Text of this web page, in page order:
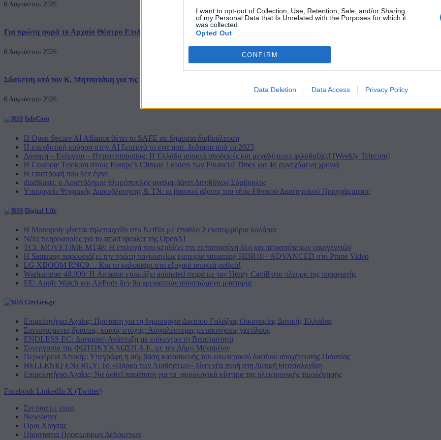
I want to opt-out of Collection, Use, Retention, Sale, and/or Sharing
of my Personal Data that Is Unrelated with the Purposes for which it
was collected.
Opted Out
CONFIRM
Data Deletion Data Access Privacy Policy
6 Αυγούστου 2026
Για πρώτη φορά το Αρχαίο Θέατρο Επιδαύρου άνοιξε τις πύλες του σε όλους
6 Αυγούστου 2026
Σύσκεψη υπό τον Κ. Μητσοτάκη για τις αποζημιώσεις των πυρόπληκτων περιοχών της Δ. Αττικής
6 Αυγούστου 2026
InfoCom
Η Open Secure AI Alliance θέτει το SAFE σε δημόσια διαβούλευση
Η επενδυτική κούρσα στην AI ξεπερνά το ένα τρισ. δολάρια από το 2023
Δύναμη – Ενέργεια – Ηypercomputing: Η Ελλάδα αποκτά υποδομές και μεγαλύτερες φιλοδοξίες! [Weekly Telecom]
Η Cosmote Telekom στους Europe’s Climate Leaders των Financial Times για 4η συνεχόμενη χρονιά
Η επιστροφή που δεν έγινε
diadikasia: ο Αριστόδημος Θωμόπουλος αναλαμβάνει Διευθύνων Σύμβουλος
Υπουργείο Ψηφιακής Διακυβέρνησης & ΤΝ: οι βασικοί άξονες του νέου Εθνικού Διαστημικού Προγράμματος
Digital Life
Η Monopoly γίνεται τηλεπαιχνίδι στο Netflix με έπαθλο 2 εκατομμύρια δολάρια
Νέες πληροφορίες για το smart speaker της OpenAI
TCL MOVETIME MT48: Η επιλογή που κερδίζει την εμπιστοσύνη όλο και περισσότερων οικογενειών
Η Samsung παρουσιάζει την πρώτη παγκοσμίως εμπειρία streaming HDR10+ ADVANCED στο Prime Video
LG XBOOM RNC9… Και το καλοκαίρι στο εξοχικό αποκτά ρυθμό!
Warhammer 40.000: Η Amazon ετοιμάζει animated σειρά με τον Henry Cavill στο πλευρό της παραγωγής
ΕΕ: Apple Watch και AirPods δεν θα χρειαστούν αποσπώμενη μπαταρία
CityGen.gr
Επιμελητήριο Αχαΐας: Πρόταση για τη δημιουργία Δικτύου Γαλάζιας Οικονομίας Δυτικής Ελλάδας
Συντονισμένες δράσεις, κοινός στόχος: Ασφαλέστερες μετακινήσεις για όλους
ENDLESS EC: Δυναμική Ανάπτυξη με επίκεντρο τη Βιωσιμότητα
Συνεργασία της ΦΩΤΟΚΥΚΛΩΣΗ Α.Ε. με τον Δήμο Μεγαρέων
Περιφέρεια Αττικής: Υπεγράφη η σύμβαση κατασκευής του εσωτερικού δικτύου αποχέτευσης Παιανίας
HELLENiQ ENERGY: Το «Πάρκο των Αισθήσεων» δίνει νέα πνοή στη Δυτική Θεσσαλονίκη
Επιμελητήριο Αχαΐας: Να δοθεί παράταση για τα φορολογικά κίνητρα της ηλεκτρονικής τιμολόγησης
Facebook LinkedIn X (Twitter)
Σχετικα με εμας
Newsletter
Οροι Χρησης
Προστασια Προσωπικων Δεδομενων